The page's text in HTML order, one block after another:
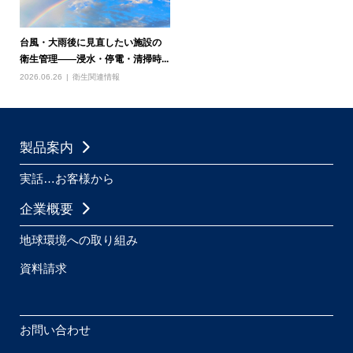
台風・大雨後に見直したい施設の
衛生管理――浸水・停電・清掃時...
2026.06.26 衛生関連情報
製品案内
実話…お客様から
企業概要
地球環境への取り組み
資料請求
お問い合わせ